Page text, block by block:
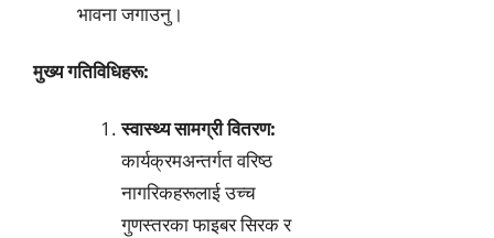
भावना जगाउनु।
मुख्य गतिविधिहरू:
स्वास्थ्य सामग्री वितरण:
कार्यक्रमअन्तर्गत वरिष्ठ
नागरिकहरूलाई उच्च
गुणस्तरका फाइबर सिरक र